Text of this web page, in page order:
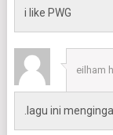
i like PWG
eilham
.lagu ini